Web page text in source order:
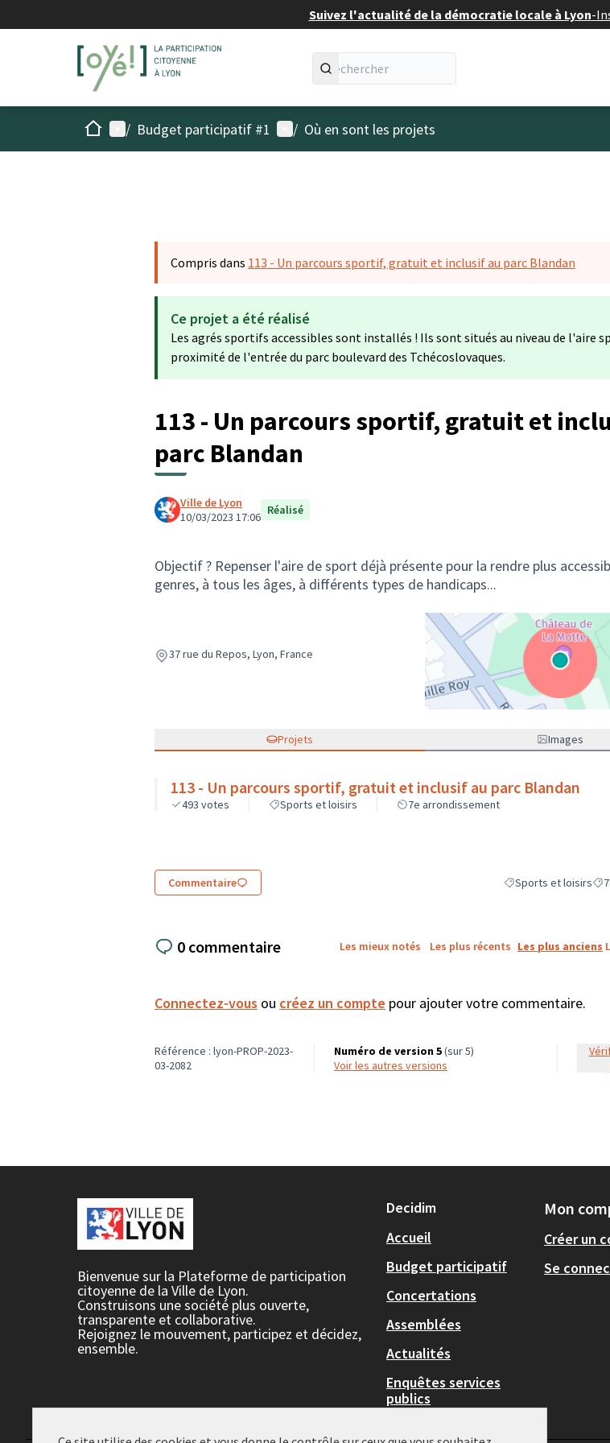
Suivez l'actualité de la démocratie locale à Lyon-
AccueilMenu principal
/ Budget participatif #1 Menu utilisateur
/ Où en sont les projets
Compris dans 113 - Un parcours sportif, gratuit et inclusif au parc Blandan
Ce projet a été réalisé
Les agrés sportifs accessibles sont installés ! Ils sont situés au niveau de l'aire
proximité de l'entrée du parc boulevard des Tchécoslovaques.
113 - Un parcours sportif, gratuit et
parc Blandan
Ville de Lyon
10/03/2023 17:06 Réalisé
Objectif ? Repenser l'aire de sport déjà présente pour la rendre plus
genres, à tous les âges, à différents types de handicaps...
37 rue du Repos, Lyon, France
Projets Images
113 - Un parcours sportif, gratuit et inclusif au parc Blandan
493 votes Sports et loisirs 7e arrondissement
Commentaire Filtrer les résultats
Sports et loisirs
0 commentaire Les mieux notés Les plus récents Les plus anciens
Connectez-vous ou créez un compte pour ajouter votre commentaire.
Référence : lyon-PROP-2023-
03-2082
Numéro de version 5(sur 5)
voir les autres versions
Vérifiez l'empreinte
Bienvenue sur la Plateforme de participation
citoyenne de la Ville de Lyon.
Construisons une société plus ouverte,
transparente et collaborative.
Rejoignez le mouvement, participez et décidez,
ensemble.
Decidim
Accueil
Budget participatif
Concertations
Assemblées
Actualités
Enquêtes services
publics
Mon
Créer un
Se